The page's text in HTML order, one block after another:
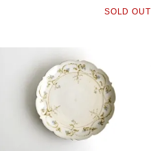
SOLD OUT